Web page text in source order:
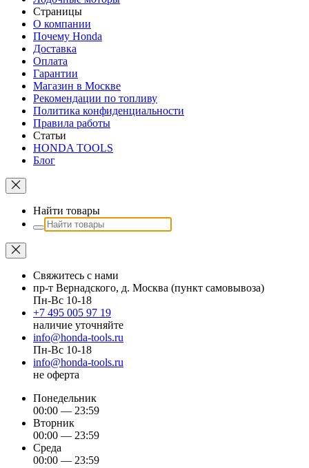
Страницы
О компании
Почему Honda
Доставка
Оплата
Гарантии
Магазин в Москве
Рекомендации по топливу
Политика конфиденциальности
Правила работы
Статьи
HONDA TOOLS
Блог
Найти товары
Свяжитесь с нами
пр-т Вернадского, д. Москва (пункт самовывоза)
Пн-Вс 10-18
+7 495 005 97 19
наличие уточняйте
info@honda-tools.ru
Пн-Вс 10-18
info@honda-tools.ru
не оферта
Понедельник
00:00 — 23:59
Вторник
00:00 — 23:59
Среда
00:00 — 23:59